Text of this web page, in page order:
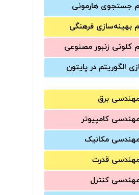
جستجوی هارمونی
بهینه‌سازی فرهنگی
کلونی زنبور مصنوعی
الگوریتم در پایتون
برق
کامپیوتر
مکانیک
قدرت
کنترل